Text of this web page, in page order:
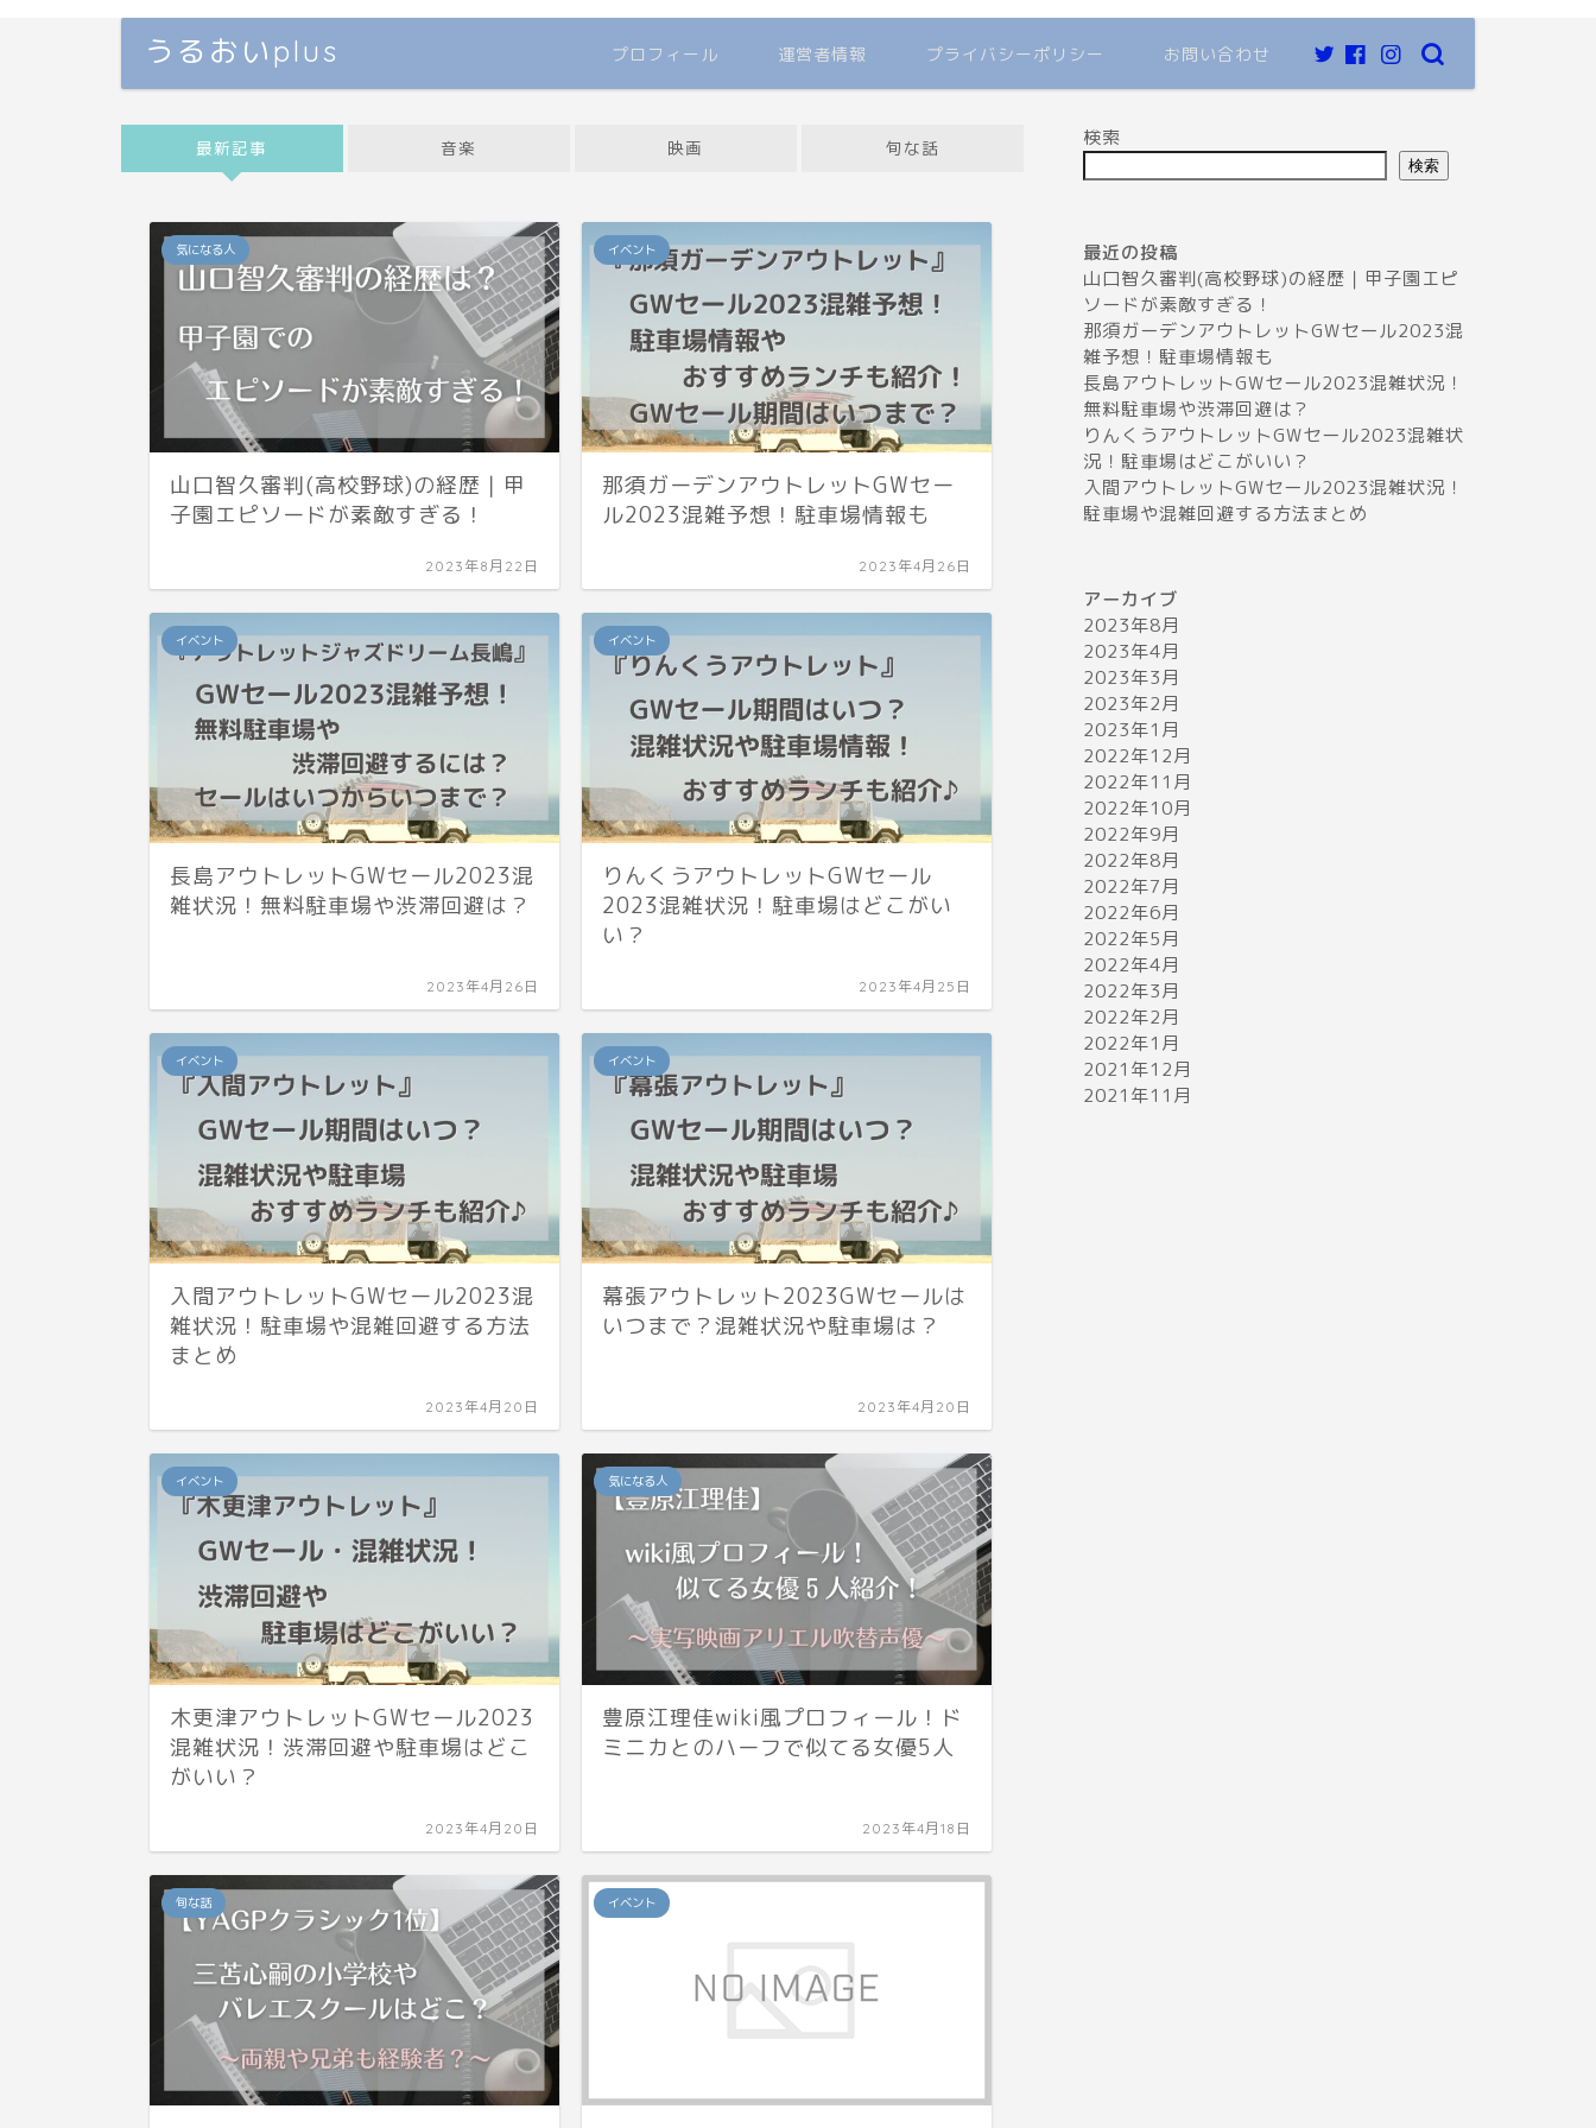
うるおいplus プロフィール 運営者情報 プライバシーポリシー お問い合わせ
最新記事 音楽 映画 旬な話
気になる人
山口智久審判(高校野球)の経歴｜甲
子園エピソードが素敵すぎる！
2023年8月22日
イベント
那須ガーデンアウトレットGWセー
ル2023混雑予想！駐車場情報も
2023年4月26日
イベント
長島アウトレットGWセール2023混
雑状況！無料駐車場や渋滞回避は？
2023年4月26日
イベント
りんくうアウトレットGWセール
2023混雑状況！駐車場はどこがい
い？
2023年4月25日
イベント
入間アウトレットGWセール2023混
雑状況！駐車場や混雑回避する方法
まとめ
2023年4月20日
イベント
幕張アウトレット2023GWセールは
いつまで？混雑状況や駐車場は？
2023年4月20日
イベント
木更津アウトレットGWセール2023
混雑状況！渋滞回避や駐車場はどこ
がいい？
2023年4月20日
気になる人
豊原江理佳wiki風プロフィール！ド
ミニカとのハーフで似てる女優5人
2023年4月18日
旬な話 イベント
音楽
backnumberライブ2023セトリ名古
屋｜感想レポ(4/1.4/2)
SnowManドームツアー2023当選倍
率がヤバイ！当落結果はいつ？
検索
検索
最近の投稿
山口智久審判(高校野球)の経歴｜甲子園エピ
ソードが素敵すぎる！
那須ガーデンアウトレットGWセール2023混
雑予想！駐車場情報も
長島アウトレットGWセール2023混雑状況！
無料駐車場や渋滞回避は？
りんくうアウトレットGWセール2023混雑状
況！駐車場はどこがいい？
入間アウトレットGWセール2023混雑状況！
駐車場や混雑回避する方法まとめ
アーカイブ
2023年8月
2023年4月
2023年3月
2023年2月
2023年1月
2022年12月
2022年11月
2022年10月
2022年9月
2022年8月
2022年7月
2022年6月
2022年5月
2022年4月
2022年3月
2022年2月
2022年1月
2021年12月
2021年11月